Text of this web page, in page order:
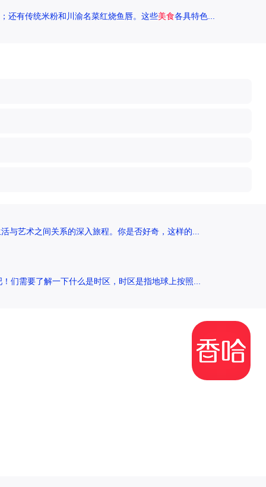
还有传统米粉和川渝名菜红烧鱼唇。这些美食各具特色...
与艺术之间关系的深入旅程。你是否好奇，这样的...
们需要了解一下什么是时区，时区是指地球上按照...